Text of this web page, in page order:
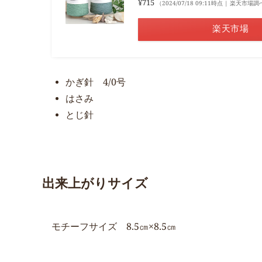
¥715 （2024/07/18 09:11時点 | 楽天市場調
楽天市場
かぎ針 4/0号
はさみ
とじ針
出来上がりサイズ
モチーフサイズ 8.5㎝×8.5㎝